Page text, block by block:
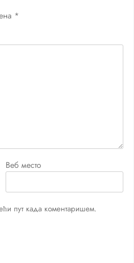
*
Веб место
пут када коментаришем.